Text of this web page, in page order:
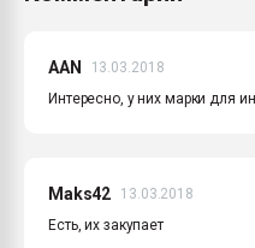
AAN
13.03.2018
Интересно, у них марки для
Maks42
13.03.2018
Есть, их закупает